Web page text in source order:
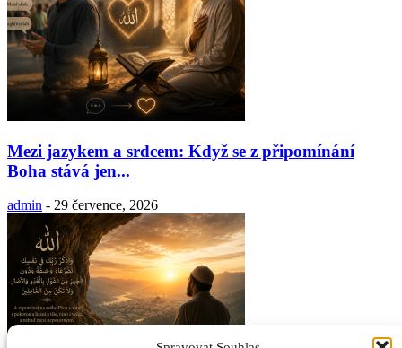
Mezi jazykem a srdcem: Když se z připomínání
Boha stává jen...
admin - 29 července, 2026